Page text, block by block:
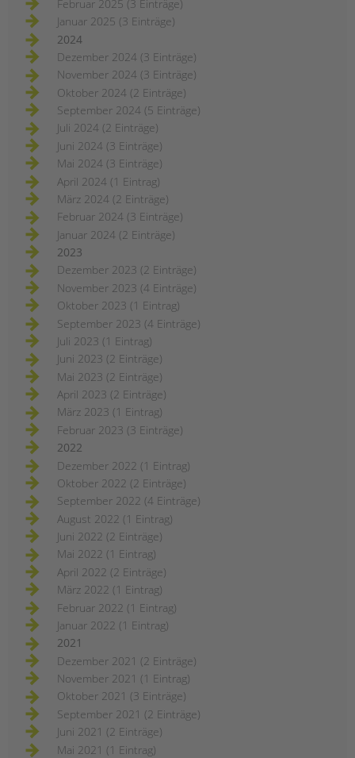
Februar 2025 (3 Einträge)
Januar 2025 (3 Einträge)
2024
Dezember 2024 (3 Einträge)
November 2024 (3 Einträge)
Oktober 2024 (2 Einträge)
September 2024 (5 Einträge)
Juli 2024 (2 Einträge)
Juni 2024 (3 Einträge)
Mai 2024 (3 Einträge)
April 2024 (1 Eintrag)
März 2024 (2 Einträge)
Februar 2024 (3 Einträge)
Januar 2024 (2 Einträge)
2023
Dezember 2023 (2 Einträge)
November 2023 (4 Einträge)
Oktober 2023 (1 Eintrag)
September 2023 (4 Einträge)
Juli 2023 (1 Eintrag)
Juni 2023 (2 Einträge)
Mai 2023 (2 Einträge)
April 2023 (2 Einträge)
März 2023 (1 Eintrag)
Februar 2023 (3 Einträge)
2022
Dezember 2022 (1 Eintrag)
Oktober 2022 (2 Einträge)
September 2022 (4 Einträge)
August 2022 (1 Eintrag)
Juni 2022 (2 Einträge)
Mai 2022 (1 Eintrag)
April 2022 (2 Einträge)
März 2022 (1 Eintrag)
Februar 2022 (1 Eintrag)
Januar 2022 (1 Eintrag)
2021
Dezember 2021 (2 Einträge)
November 2021 (1 Eintrag)
Oktober 2021 (3 Einträge)
September 2021 (2 Einträge)
Juni 2021 (2 Einträge)
Mai 2021 (1 Eintrag)